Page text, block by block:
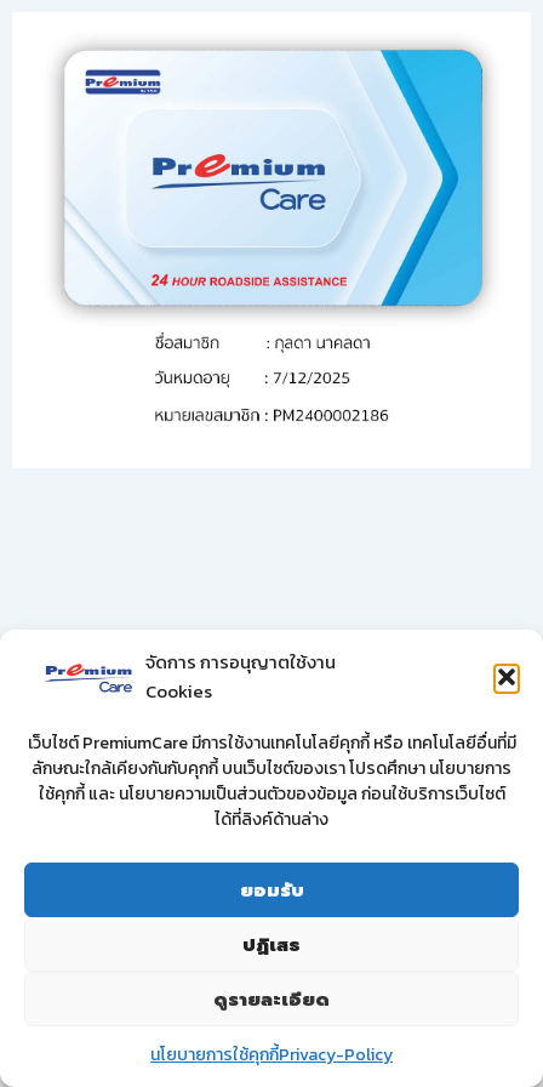
จัดการ การอนุญาตใช้งาน
Cookies
เว็บไซต์ PremiumCare มีการใช้งานเทคโนโลยีคุกกี้ หรือ เทคโนโลยีอื่นที่มี
ลักษณะใกล้เคียงกันกับคุกกี้ บนเว็บไซต์ของเรา โปรดศึกษา นโยบายการ
ใช้คุกกี้ และ นโยบายความเป็นส่วนตัวของข้อมูล ก่อนใช้บริการเว็บไซต์
ได้ที่ลิงค์ด้านล่าง
ยอมรับ
ปฏิเสธ
ดูรายละเอียด
นโยบายการใช้คุกกี้Privacy-Policy